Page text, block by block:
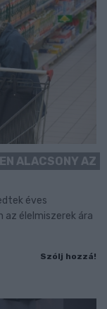
ALACSONY AZ
éves
az élelmiszerek ára
Szólj hozzá!